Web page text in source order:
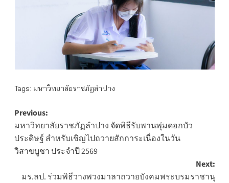
Tags: มหาวิทยาลัยราชภัฏลำปาง
Post
navigation
Previous:
มหาวิทยาลัยราชภัฏลำปาง จัดพิธีรับพานพุ่มดอกบัว
ประดิษฐ์ สำหรับเชิญไปถวายสักการะเนื่องในวัน
วิสาขบูชา ประจำปี 2569
Next:
มร.ลป. ร่วมพิธีวางพวงมาลาถวายบังคมพระบรมราชานุ